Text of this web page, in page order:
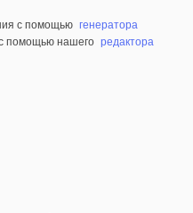
с помощью генератора
помощью нашего редактора